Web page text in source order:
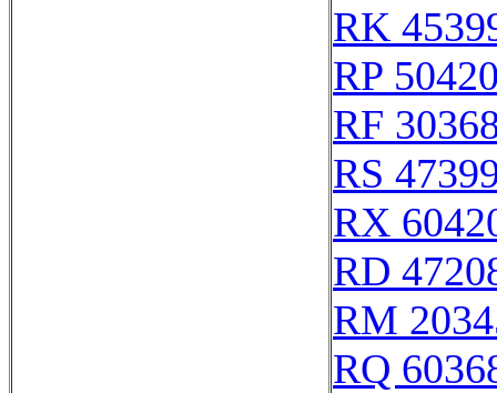
RK
RP
RF
RS
RX
RD
RM
RQ